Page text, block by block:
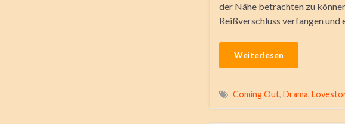
der Nähe betrachten zu
Reißverschluss verfangen und
Weiterlesen
Coming Out, Drama,